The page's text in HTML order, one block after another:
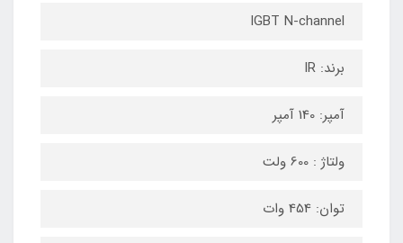
IGBT N-channel
برند: IR
آمپر: 140 آمپر
ولتاژ : 600 ولت
توان: 454 وات